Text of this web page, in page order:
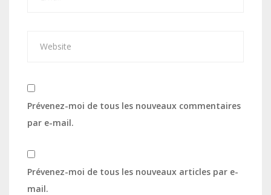
Prévenez-moi de tous les nouveaux commentaires
par e-mail.
Prévenez-moi de tous les nouveaux articles par e-
mail.